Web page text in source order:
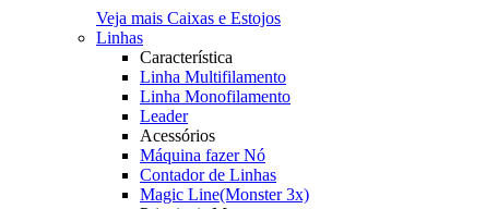
Veja mais Caixas e Estojos
Linhas
Característica
Linha Multifilamento
Linha Monofilamento
Leader
Acessórios
Máquina fazer Nó
Contador de Linhas
Magic Line(Monster 3x)